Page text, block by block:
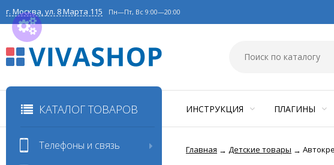
г. Москва, ул. 8 Марта 115 Пн—Пт, Вс 9:00—20:00
КАТАЛОГ ТОВАРОВ ИНСТРУКЦИЯ ПЛАГИНЫ
Главная → Детские товары →
Телефоны и связь